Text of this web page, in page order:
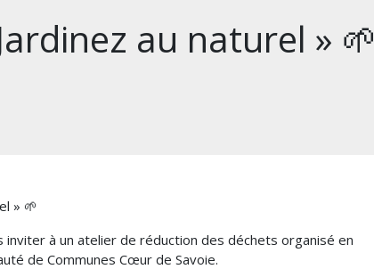
au naturel » 🌱
» 🌱
inviter à un atelier de réduction des déchets organisé en
de Communes Cœur de Savoie.